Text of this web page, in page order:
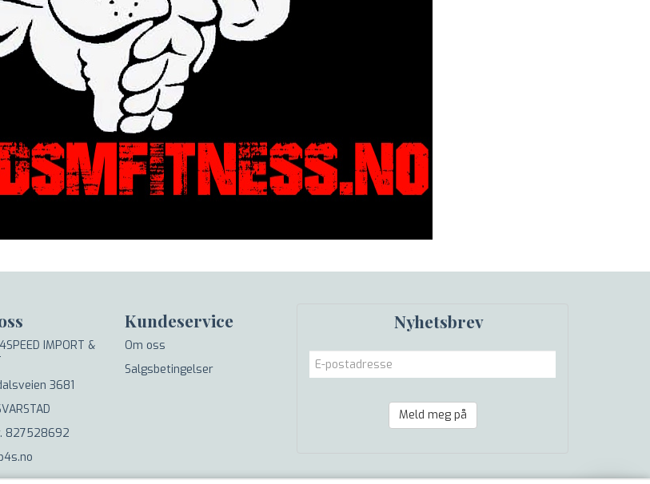
IMPORT &
3681
827528692
Kundeservice
Om oss
Salgsbetingelser
Nyhetsbrev
Meld meg på